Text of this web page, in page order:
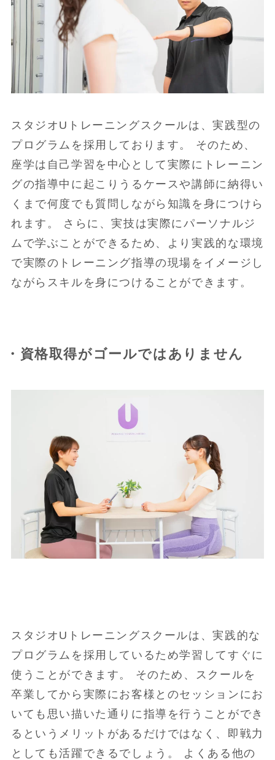
スタジオUトレーニングスクールは、実践型の
プログラムを採用しております。 そのため、
座学は自己学習を中心として実際にトレーニン
グの指導中に起こりうるケースや講師に納得い
くまで何度でも質問しながら知識を身につけら
れます。 さらに、実技は実際にパーソナルジ
ムで学ぶことができるため、より実践的な環境
で実際のトレーニング指導の現場をイメージし
ながらスキルを身につけることができます。
・資格取得がゴールではありません
スタジオUトレーニングスクールは、実践的な
プログラムを採用しているため学習してすぐに
使うことができます。 そのため、スクールを
卒業してから実際にお客様とのセッションにお
いても思い描いた通りに指導を行うことができ
るというメリットがあるだけではなく、即戦力
としても活躍できるでしょう。 よくある他の